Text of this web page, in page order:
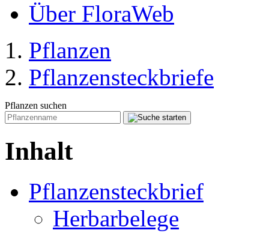
Über FloraWeb
Pflanzen
Pflanzensteckbriefe
Pflanzen suchen
Inhalt
Pflanzensteckbrief
Herbarbelege